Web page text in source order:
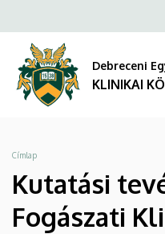
tevékenység
Fogászati
Klinika
KLINIKAI
a
tartalomra
Debreceni
KLINIKAI
Morzsa
Címlap
Kutatási
Fogászati